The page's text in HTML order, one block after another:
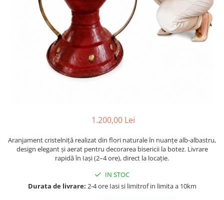
1.200,00 Lei
Aranjament cristelniță realizat din flori naturale în nuanțe alb-albastru,
design elegant și aerat pentru decorarea bisericii la botez. Livrare
rapidă în Iași (2–4 ore), direct la locație.
IN STOC
Durata de livrare: 2-4 ore Iasi si limitrof in limita a 10km